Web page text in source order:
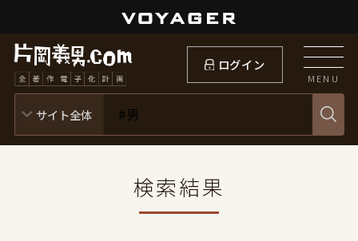
ログイン
MENU
検索結果